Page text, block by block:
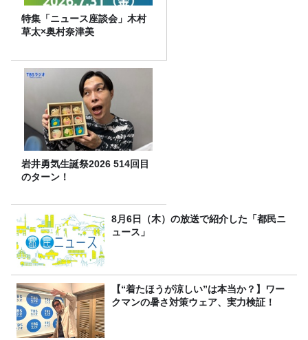
特集「ニュース座談会」木村
草太×奥村奈津美
岩井勇気生誕祭2026 514回目
のターン！
8月6日（木）の放送で紹介した「都民ニ
ュース」
【“着たほうが涼しい”は本当か？】ワー
クマンの暑さ対策ウェア、実力検証！